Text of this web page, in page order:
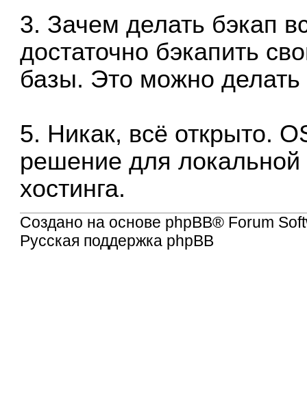
3. Зачем делать бэкап
достаточно бэкапить
базы. Это можно
5. Никак, всё открыто.
решение для локальной
хостинга.
Создано на основе phpBB® Forum
Русская поддержка phpBB